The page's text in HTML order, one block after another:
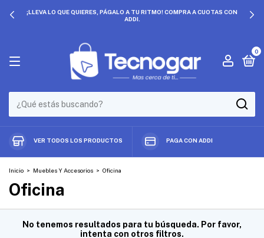
¡LLEVA LO QUE QUIERES, PÁGALO A TU RITMO! COMPRA A CUOTAS CON
ADDI.
0
VER TODOS LOS PRODUCTOS PAGA CON ADDI
Inicio > Muebles Y Accesorios > Oficina
Oficina
No tenemos resultados para tu búsqueda. Por favor,
intenta con otros filtros.